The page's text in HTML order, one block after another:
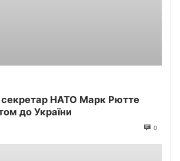
секретар НАТО Марк Рютте
до України
0